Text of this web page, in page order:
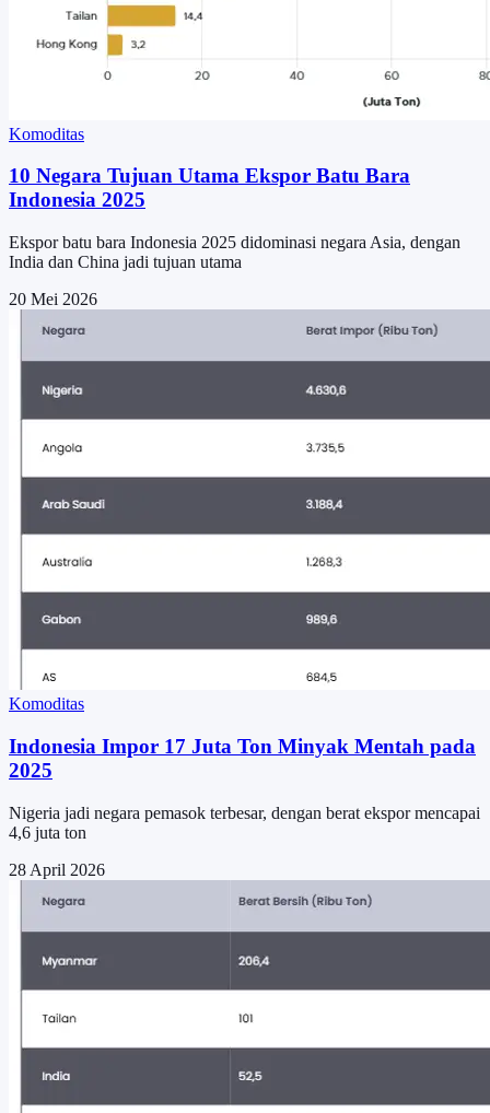
Komoditas
10 Negara Tujuan Utama Ekspor Batu Bara
Indonesia 2025
Ekspor batu bara Indonesia 2025 didominasi negara Asia, dengan
India dan China jadi tujuan utama
20 Mei 2026
Komoditas
Indonesia Impor 17 Juta Ton Minyak Mentah pada
2025
Nigeria jadi negara pemasok terbesar, dengan berat ekspor mencapai
4,6 juta ton
28 April 2026